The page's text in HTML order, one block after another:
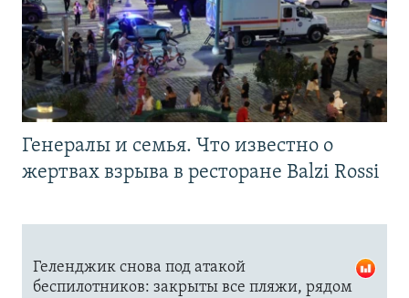
Генералы и семья. Что известно о
жертвах взрыва в ресторане Balzi Rossi